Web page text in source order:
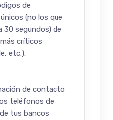
de
(no los que
30 segundos) de
críticos
etc.).
de contacto
teléfonos de
tus bancos